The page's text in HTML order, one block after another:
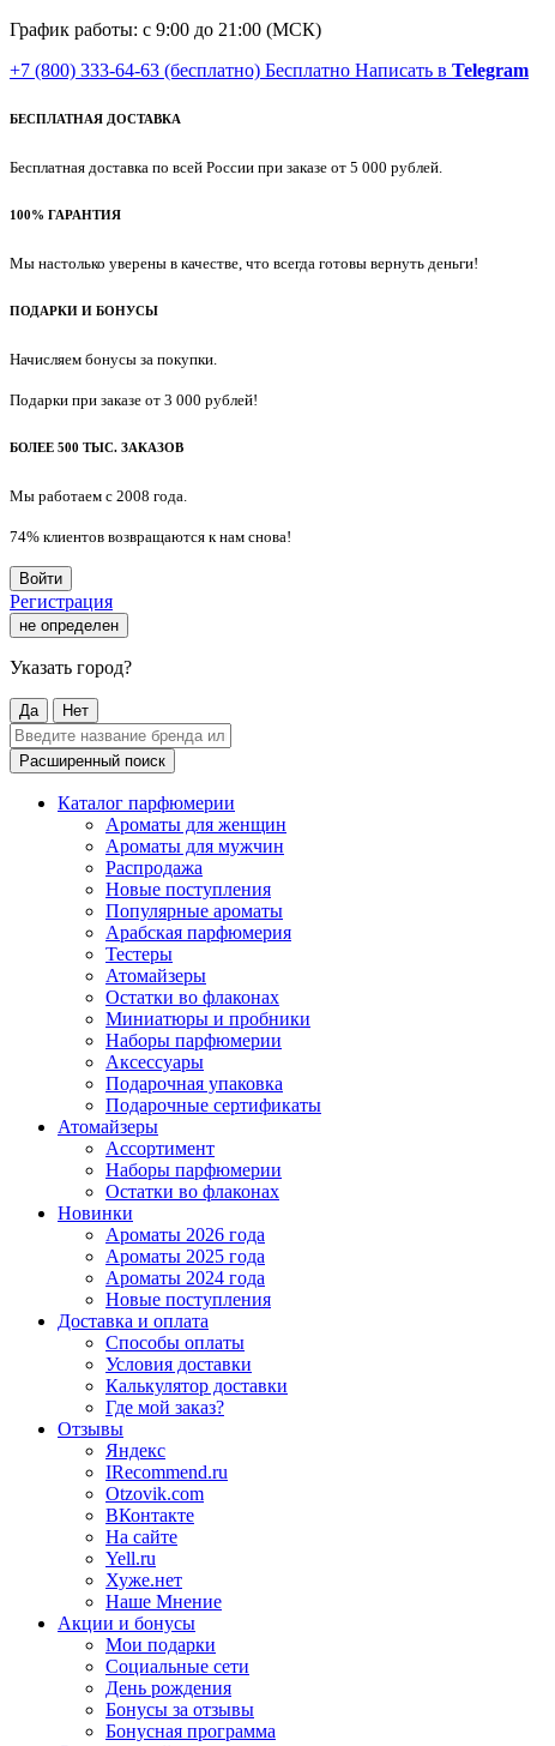
График работы: с 9:00 до 21:00 (МСК)
+7 (800) 333-64-63 (бесплатно) Бесплатно Написать в Telegram
БЕСПЛАТНАЯ ДОСТАВКА
Бесплатная доставка по всей России при заказе от 5 000 рублей.
100% ГАРАНТИЯ
Мы настолько уверены в качестве, что всегда готовы вернуть деньги!
ПОДАРКИ И БОНУСЫ
Начисляем бонусы за покупки.
Подарки при заказе от 3 000 рублей!
БОЛЕЕ 500 ТЫС. ЗАКАЗОВ
Мы работаем с 2008 года.
74% клиентов возвращаются к нам снова!
Войти
Регистрация
не определен
Указать город?
Да Нет
Расширенный поиск
Каталог парфюмерии
Ароматы для женщин
Ароматы для мужчин
Распродажа
Новые поступления
Популярные ароматы
Арабская парфюмерия
Тестеры
Атомайзеры
Остатки во флаконах
Миниатюры и пробники
Наборы парфюмерии
Аксессуары
Подарочная упаковка
Подарочные сертификаты
Атомайзеры
Ассортимент
Наборы парфюмерии
Остатки во флаконах
Новинки
Ароматы 2026 года
Ароматы 2025 года
Ароматы 2024 года
Новые поступления
Доставка и оплата
Способы оплаты
Условия доставки
Калькулятор доставки
Где мой заказ?
Отзывы
Яндекс
IRecommend.ru
Otzovik.com
ВКонтакте
На сайте
Yell.ru
Хуже.нет
Наше Мнение
Акции и бонусы
Мои подарки
Социальные сети
День рождения
Бонусы за отзывы
Бонусная программа